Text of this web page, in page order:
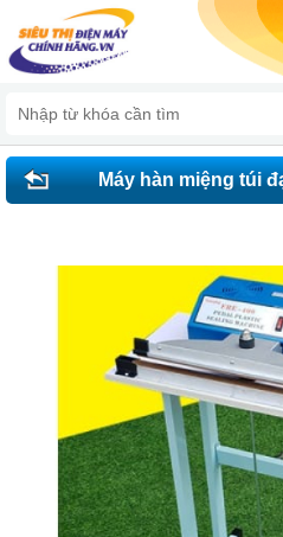
Máy hàn miệng túi